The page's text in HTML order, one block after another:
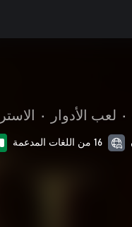
• لعب الأدوار •
16 من اللغات المدعمة